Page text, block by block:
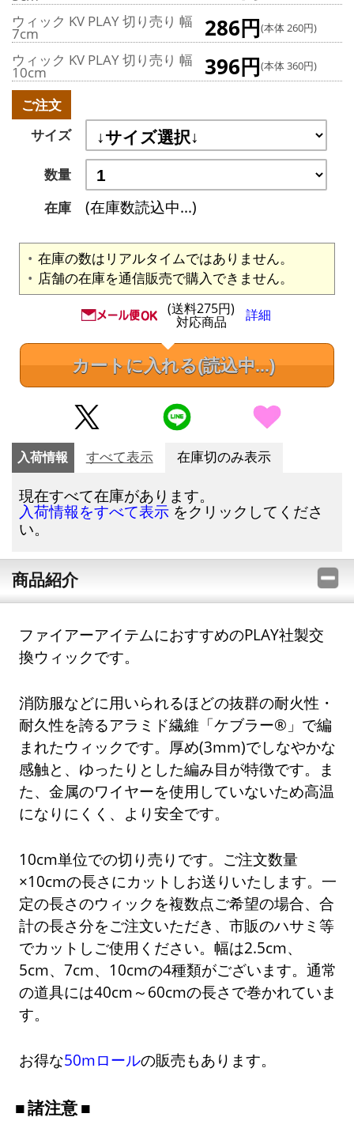
ウィック KV PLAY 切り売り 幅
7cm 286円(本体 260円)
ウィック KV PLAY 切り売り 幅
10cm 396円(本体 360円)
ご注文
サイズ
数量
在庫
(在庫数読込中...)
在庫の数はリアルタイムではありません。
店舗の在庫を通信販売で購入できません。
(送料275円)
対応商品 詳細
カートに入れる(読込中...)
入荷情報 すべて表示 在庫切のみ表示
現在すべて在庫があります。
入荷情報をすべて表示 をクリックしてくださ
い。
商品紹介
ファイアーアイテムにおすすめのPLAY社製交
換ウィックです。
消防服などに用いられるほどの抜群の耐火性・
耐久性を誇るアラミド繊維「ケブラー®」で編
まれたウィックです。厚め(3mm)でしなやかな
感触と、ゆったりとした編み目が特徴です。ま
た、金属のワイヤーを使用していないため高温
になりにくく、より安全です。
10cm単位での切り売りです。ご注文数量
×10cmの長さにカットしお送りいたします。一
定の長さのウィックを複数点ご希望の場合、合
計の長さ分をご注文いただき、市販のハサミ等
でカットしご使用ください。幅は2.5cm、
5cm、7cm、10cmの4種類がございます。通常
の道具には40cm～60cmの長さで巻かれていま
す。
お得な50mロールの販売もあります。
諸注意